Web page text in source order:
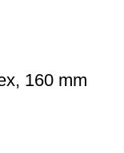
160 mm